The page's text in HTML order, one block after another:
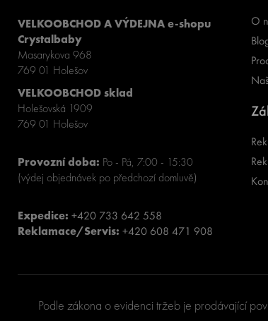
VELKOOBCHOD A VÝDEJNA e-shopu
Crystalbaby
Masarykova 968
769 01 Holešov
VELKOOBCHOD sklad
Holešovská 1909
769 01 Holešov
Provozní doba: Po - Pá, 7:00 - 15:30
(výdej objednávek po předchozí domluvě)
Expedice: +420 733 642 558
Reklamace/Servis: +420 608 471 908
O
Podle zákona o evidenci tržeb je prodávající